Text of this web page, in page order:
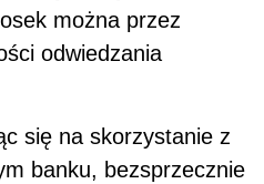
można przez
odwiedzania
się na skorzystanie z
banku, bezsprzecznie